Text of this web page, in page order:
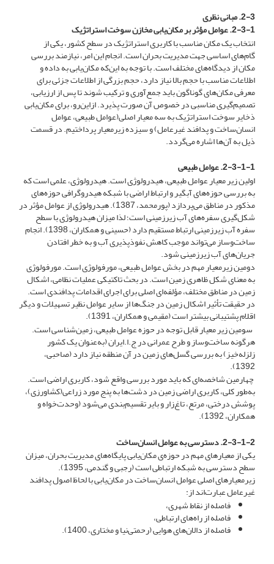
2-3. مبانی نظری
2-3-1. عوامل مؤثر بر مکان‌یابی مخازن سوخت استراتژیک
انتخاب یک مکان مناسب با کاربری استراتژیک در سطح کشور، یکی از
گام‌های اساسی جهت مدیریت بحران است. انجام این امر، نیازمند بررسی
مکان از دیدگاه‌های مختلف است. با توجه به این‌که مکان‌یابی به داده و
اطلاعات مناسب با حجم بالا نیاز دارد، حجم بزرگی از اطلاعات جزئی برای
معرفی مکان‌های گوناگون باید جمع‌آوری و ترکیب شوند تا پس از ارزیابی،
تصمیم‌گیری مناسبی در خصوص آن صورت پذیرد. ازاین‌رو، برای مکان‌یابی
ذخایر سوخت استراتژیک به سه معیار اصلی(عوامل طبیعی، عوامل
انسان‌ساخت و پدافند غیرعامل) و سیزده زیرمعیار پرداختیم. در قسمت
ذیل به آن‌ها اشاره می‌گردد.
2-3-1-1. عوامل طبیعی
اولین زیر معیار عوامل طبیعی، هیدرولوژی است. هیدرولوژی، علمی است که
به بررسی حوزه‌های آبگیر و ارتباط اراضی با شبکه هیدروگرافی حوزه‌های
مذکور در مناطق می‌پردازد (پورمحمد، 1387). هیدرولوژی از عوامل مؤثر در
شکل‌گیری سفره‌های آب زیرزمینی است؛ لذا میزان هیدرولوژی با سطح
سفره آب زیرزمینی ارتباط مستقیم دارد (حسینی و همکاران، 1398). انجام
ساخت‌وساز می‌تواند موجب کاهش نفوذپذیری آب و به خطر افتادن
جریان‌های آب زیرزمینی شود.
دومین زیرمعیار مهم در بخش عوامل طبیعی، مورفولوژی است. مورفولوژی
به معنای شکل ظاهری زمین است. در بحث تاکتیکی عملیات نظامی، اشکال
زمین در مناطق مختلف، مؤلفه‌ای اصلی برای اجرای اقدامات پدافندی است.
در حقیقت تأثیر اشکال زمین در جنگ‌ها از سایر عوامل نظیر تسهیلات و دیگر
اقلام پشتیبانی بیشتر است (مقیمی و همکاران، 1391).
سومین زیر معیار قابل توجه در حوزه عوامل طبیعی، زمین‌شناسی است.
هرگونه ساخت‌وساز و طرح عمرانی در ج.ا.ایران (به‌عنوان یک کشور
زلزله‌خیز) به بررسی گسل‌های زمین در آن منطقه نیاز دارد (صاحبی،
1392).
چهارمین شاخصه‌ای که باید مورد بررسی واقع شود، کاربری اراضی است.
به‌طور کلی، کاربری اراضی زمین‌ در دشت‌ها به پنج مورد زراعی(کشاورزی)،
پوشش درختی، مرتع، تاغ‌زار و بایر تقسیم‌بندی می‌شود (وحدت‌خواه و
همکاران، 1392).
2-3-1-2. دسترسی به عوامل انسان‌ساخت
یکی از معیارهای مهم در حوزه‌ی مکان‌یابی پایگاه‌های مدیریت بحران، میزان
سطح دسترسی به شبکه ارتباطی است (رجبی و گندمی، 1395).
زیرمعیارهای اصلی عوامل انسان‌ساخت در مکان‌یابی با لحاظ اصول پدافند
غیرعامل عبارت‌اند از:
فاصله از نقاط شهری،
فاصله از راه‌های ارتباطی،
فاصله از دالان‌های هوایی (رحمتی‌نیا و مختاری، 1400).